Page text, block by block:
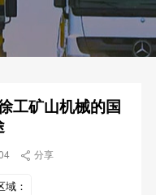
工矿山机械的国
 分享
域：